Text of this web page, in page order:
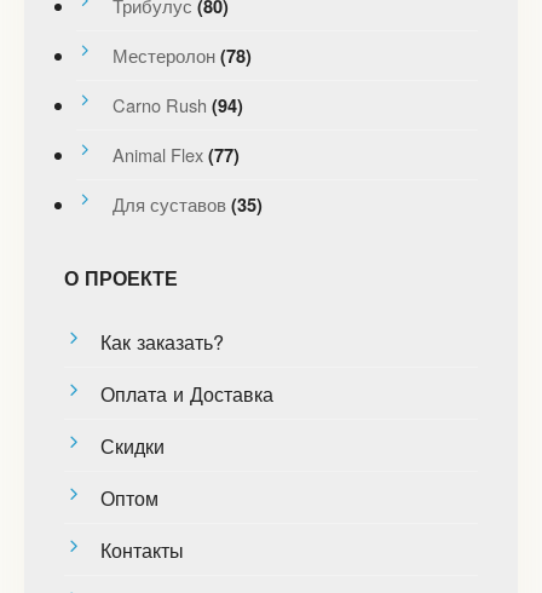
(80)
Местеролон (78)
Carno Rush (94)
Animal Flex (77)
Для суставов (35)
О ПРОЕКТЕ
Как заказать?
Оплата и Доставка
Скидки
Оптом
Контакты